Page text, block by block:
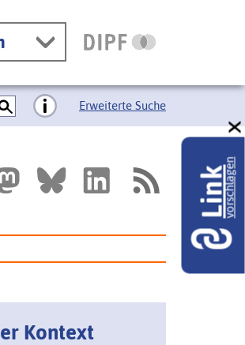
Erweiterte Suche
Kontext
Linkvorschlagen